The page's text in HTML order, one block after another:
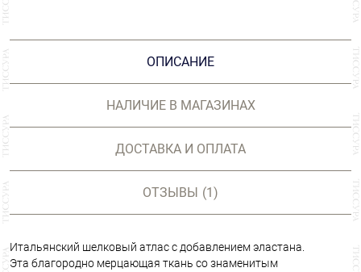
ОПИСАНИЕ
НАЛИЧИЕ В МАГАЗИНАХ
ДОСТАВКА И ОПЛАТА
ОТЗЫВЫ (1)
Итальянский шелковый атлас с добавлением эластана.
Эта благородно мерцающая ткань со знаменитым